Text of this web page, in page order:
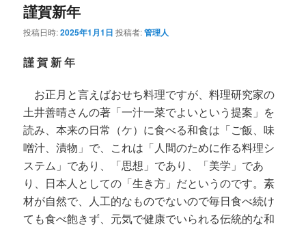
謹賀新年
投稿日時:2025年1月1日 投稿者:管理人
謹賀 新年
お正月と言えばおせち料理ですが、料理研究家の
土井善晴さんの著「一汁一菜でよいという提案」を
読み、本来の日常（ケ）に食べる和食は「ご飯、味
噌汁、漬物」で、これは「人間のために作る料理シ
ステム」であり、「思想」であり、「美学」であ
り、日本人としての「生き方」だというのです。素
材が自然で、人工的なものでないので毎日食べ続け
ても食べ飽きず、元気で健康でいられる伝統的な和